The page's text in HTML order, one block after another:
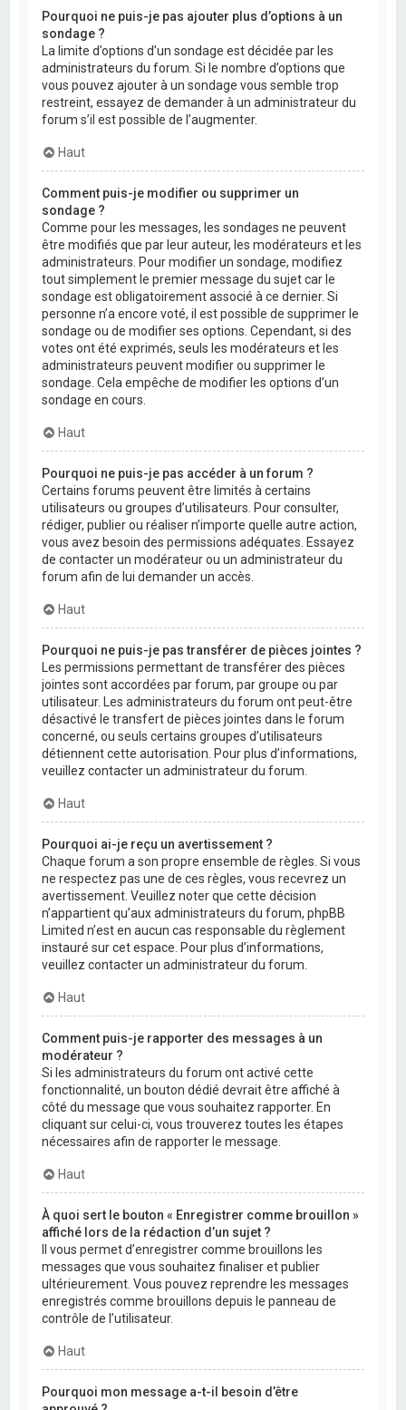
Pourquoi ne puis-je pas ajouter plus d’options à un
sondage ?
La limite d’options d’un sondage est décidée par les
administrateurs du forum. Si le nombre d’options que
vous pouvez ajouter à un sondage vous semble trop
restreint, essayez de demander à un administrateur du
forum s’il est possible de l’augmenter.
Haut
Comment puis-je modifier ou supprimer un
sondage ?
Comme pour les messages, les sondages ne peuvent
être modifiés que par leur auteur, les modérateurs et les
administrateurs. Pour modifier un sondage, modifiez
tout simplement le premier message du sujet car le
sondage est obligatoirement associé à ce dernier. Si
personne n’a encore voté, il est possible de supprimer le
sondage ou de modifier ses options. Cependant, si des
votes ont été exprimés, seuls les modérateurs et les
administrateurs peuvent modifier ou supprimer le
sondage. Cela empêche de modifier les options d’un
sondage en cours.
Haut
Pourquoi ne puis-je pas accéder à un forum ?
Certains forums peuvent être limités à certains
utilisateurs ou groupes d’utilisateurs. Pour consulter,
rédiger, publier ou réaliser n’importe quelle autre action,
vous avez besoin des permissions adéquates. Essayez
de contacter un modérateur ou un administrateur du
forum afin de lui demander un accès.
Haut
Pourquoi ne puis-je pas transférer de pièces jointes ?
Les permissions permettant de transférer des pièces
jointes sont accordées par forum, par groupe ou par
utilisateur. Les administrateurs du forum ont peut-être
désactivé le transfert de pièces jointes dans le forum
concerné, ou seuls certains groupes d’utilisateurs
détiennent cette autorisation. Pour plus d’informations,
veuillez contacter un administrateur du forum.
Haut
Pourquoi ai-je reçu un avertissement ?
Chaque forum a son propre ensemble de règles. Si vous
ne respectez pas une de ces règles, vous recevrez un
avertissement. Veuillez noter que cette décision
n’appartient qu’aux administrateurs du forum, phpBB
Limited n’est en aucun cas responsable du règlement
instauré sur cet espace. Pour plus d’informations,
veuillez contacter un administrateur du forum.
Haut
Comment puis-je rapporter des messages à un
modérateur ?
Si les administrateurs du forum ont activé cette
fonctionnalité, un bouton dédié devrait être affiché à
côté du message que vous souhaitez rapporter. En
cliquant sur celui-ci, vous trouverez toutes les étapes
nécessaires afin de rapporter le message.
Haut
À quoi sert le bouton « Enregistrer comme brouillon »
affiché lors de la rédaction d’un sujet ?
Il vous permet d’enregistrer comme brouillons les
messages que vous souhaitez finaliser et publier
ultérieurement. Vous pouvez reprendre les messages
enregistrés comme brouillons depuis le panneau de
contrôle de l’utilisateur.
Haut
Pourquoi mon message a-t-il besoin d’être